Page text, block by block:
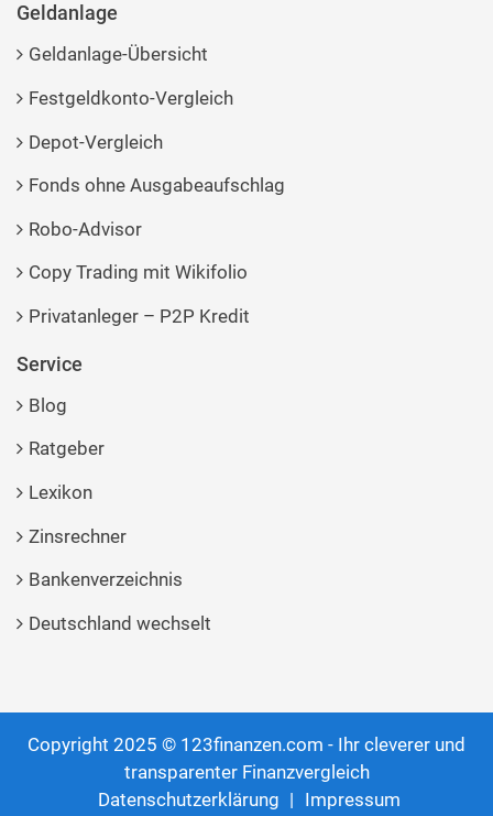
Geldanlage
Geldanlage-Übersicht
Festgeldkonto-Vergleich
Depot-Vergleich
Fonds ohne Ausgabeaufschlag
Robo-Advisor
Copy Trading mit Wikifolio
Privatanleger – P2P Kredit
Service
Blog
Ratgeber
Lexikon
Zinsrechner
Bankenverzeichnis
Deutschland wechselt
Copyright 2025 © 123finanzen.com - Ihr cleverer und
transparenter Finanzvergleich
Datenschutzerklärung
Impressum